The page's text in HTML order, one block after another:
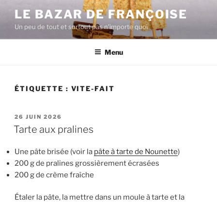
contenu
principal
LE BAZAR DE FRANÇOISE
Un peu de tout et surtout pas n'importe quoi
Menu
ÉTIQUETTE : VITE-FAIT
PUBLIÉ
LE
26 JUIN 2026
Tarte aux pralines
Une pâte brisée (voir la pâte à tarte de Nounette)
200 g de pralines grossièrement écrasées
200 g de crème fraîche
Étaler la pâte, la mettre dans un moule à tarte et la